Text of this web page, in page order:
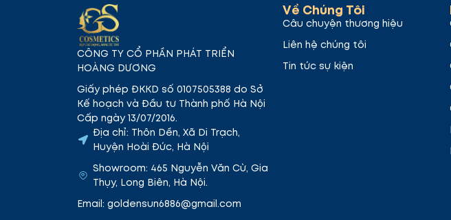
CÔNG TY CỔ PHẦN PHÁT TRIỂN
HOÀNG DƯƠNG
Giấy phép ĐKKD số 0107505388 do Sở
Kế hoạch và Đầu tư Thành phố Hà Nội
Cấp ngày 13/07/2016.
Địa chỉ: Thôn Dền, Xã Di Trạch,
Huyện Hoài Đức, Hà Nội
Showroom: 465 Nguyễn Văn Cừ, Gia
Thụy, Long Biên, Hà Nội.
Email: goldensun6886@gmail.com
Về Chúng Tôi
Câu chuyện thương hiệu
Liên hệ chúng tôi
Tin tức sự kiện